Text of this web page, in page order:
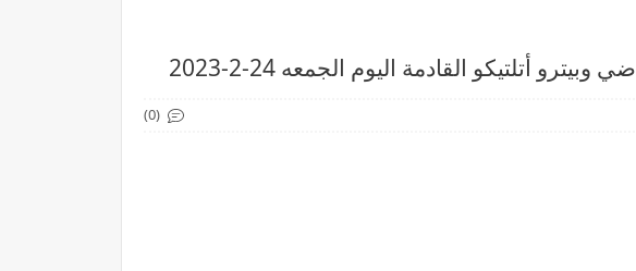
أتلتيكو القادمة اليوم الجمعه 24-2-2023
(0)